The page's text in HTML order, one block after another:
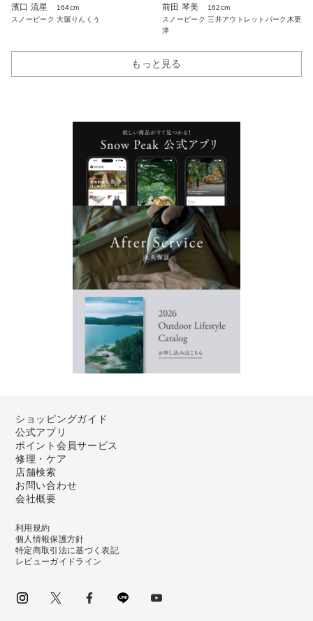
濱口 流星
164cm
スノーピーク 大阪りんくう
前田 琴美
162cm
スノーピーク 三井アウトレットパーク木更
津
もっと見る
ショッピングガイド
公式アプリ
ポイント会員サービス
修理・ケア
店舗検索
お問い合わせ
会社概要
利用規約
個人情報保護方針
特定商取引法に基づく表記
レビューガイドライン